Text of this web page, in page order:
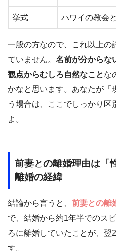
挙式 ハワイの教会
一般の方なので、これ以上の
ていません。 名前が分からな
観点からむしろ自然なことな
かなと思います。あなたが「
う場合は、ここでしっかり区
よ。
前妻との離婚理由は「
離婚の経緯
結論から言うと、 前妻との離
で、結婚から約1年半でのス
ろに離婚していたことが、翌
す。